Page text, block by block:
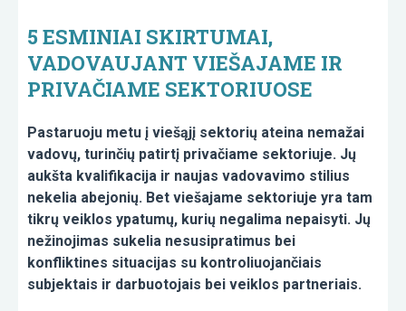
5 ESMINIAI SKIRTUMAI,
VADOVAUJANT VIEŠAJAME IR
PRIVAČIAME SEKTORIUOSE
Pastaruoju metu į viešąjį sektorių ateina nemažai
vadovų, turinčių patirtį privačiame sektoriuje. Jų
aukšta kvalifikacija ir naujas vadovavimo stilius
nekelia abejonių. Bet viešajame sektoriuje yra tam
tikrų veiklos ypatumų, kurių negalima nepaisyti. Jų
nežinojimas sukelia nesusipratimus bei
konfliktines situacijas su kontroliuojančiais
subjektais ir darbuotojais bei veiklos partneriais.